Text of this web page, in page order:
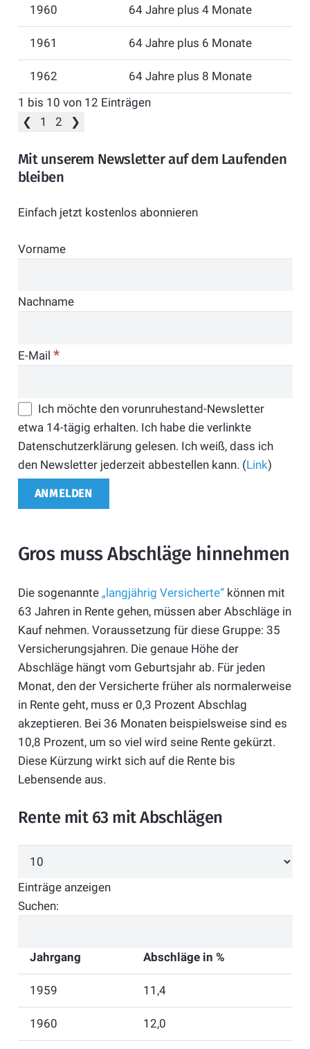
1960 64 Jahre plus 4 Monate
1961 64 Jahre plus 6 Monate
1962
64 Jahre plus 8 Monate
1 bis 10 von 12 Einträgen
❮
1 2 ❯
Mit unserem Newsletter auf dem Laufenden
bleiben
Einfach jetzt kostenlos abonnieren
Vorname
Nachname
E-Mail *
Ich möchte den vorunruhestand-Newsletter
etwa 14-tägig erhalten. Ich habe die verlinkte
Datenschutzerklärung gelesen. Ich weiß, dass ich
den Newsletter jederzeit abbestellen kann. (Link)
Gros muss Abschläge hinnehmen
Die sogenannte „langjährig Versicherte“können mit
63 Jahren in Rente gehen, müssen aber Abschläge in
Kauf nehmen. Voraussetzung für diese Gruppe: 35
Versicherungsjahren. Die genaue Höhe der
Abschläge hängt vom Geburtsjahr ab. Für jeden
Monat, den der Versicherte früher als normalerweise
in Rente geht, muss er 0,3 Prozent Abschlag
akzeptieren. Bei 36 Monaten beispielsweise sind es
10,8 Prozent, um so viel wird seine Rente gekürzt.
Diese Kürzung wirkt sich auf die Rente bis
Lebensende aus.
Rente mit 63 mit Abschlägen
Einträge anzeigen
Suchen:
Jahrgang Abschläge in %
1959 11,4
1960 12,0